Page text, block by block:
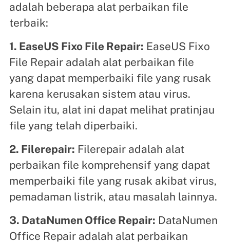
adalah beberapa alat perbaikan file
terbaik:
1. EaseUS Fixo File Repair: EaseUS Fixo
File Repair adalah alat perbaikan file
yang dapat memperbaiki file yang rusak
karena kerusakan sistem atau virus.
Selain itu, alat ini dapat melihat pratinjau
file yang telah diperbaiki.
2. Filerepair: Filerepair adalah alat
perbaikan file komprehensif yang dapat
memperbaiki file yang rusak akibat virus,
pemadaman listrik, atau masalah lainnya.
3. DataNumen Office Repair: DataNumen
Office Repair adalah alat perbaikan